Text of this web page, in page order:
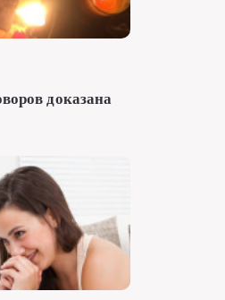
доказана